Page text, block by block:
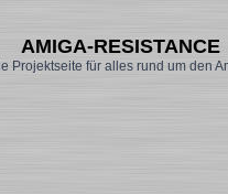
AMIGA-RESISTANCE
Projektseite für alles rund um den